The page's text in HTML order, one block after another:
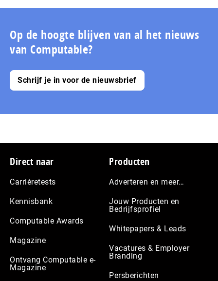
paginapagina
paginade
pagina
Op de hoogte blijven van al het nieuws
van Computable?
Schrijf je in voor de nieuwsbrief
Footer
Direct naar
Carrièretests
Kennisbank
Computable Awards
Magazine
Ontvang Computable e-
Magazine
Producten
Adverteren en meer…
Jouw Producten en
Bedrijfsprofiel
Whitepapers & Leads
Vacatures & Employer
Branding
Persberichten